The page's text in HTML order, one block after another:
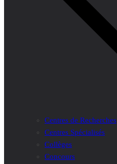
Centres de Recherches
Centres Spécialisés
Collèges
Concours